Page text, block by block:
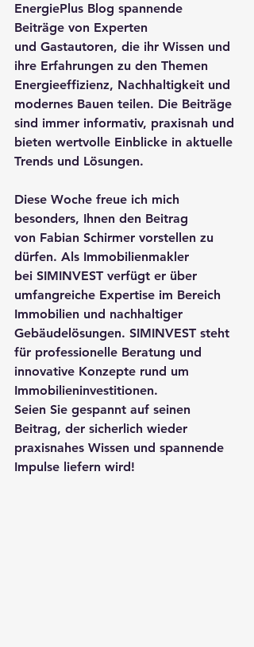
EnergiePlus Blog spannende
Beiträge von Experten
und Gastautoren, die ihr Wissen und
ihre Erfahrungen zu den Themen
Energieeffizienz, Nachhaltigkeit und
modernes Bauen teilen. Die Beiträge
sind immer informativ, praxisnah und
bieten wertvolle Einblicke in aktuelle
Trends und Lösungen.
Diese Woche freue ich mich
besonders, Ihnen den Beitrag
von Fabian Schirmer vorstellen zu
dürfen. Als Immobilienmakler
bei SIMINVEST verfügt er über
umfangreiche Expertise im Bereich
Immobilien und nachhaltiger
Gebäudelösungen. SIMINVEST steht
für professionelle Beratung und
innovative Konzepte rund um
Immobilieninvestitionen.
Seien Sie gespannt auf seinen
Beitrag, der sicherlich wieder
praxisnahes Wissen und spannende
Impulse liefern wird!